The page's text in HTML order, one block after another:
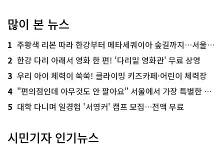
많이 본 뉴스
1 주황색 리본 따라 한강부터 메타세쿼이아 숲길까지…서울둘레길 15코스
2 한강 다리 아래서 영화 한 편! '다리밑 영화관' 무료 상영
3 우리 아이 체력이 쑥쑥! 클라이밍 키즈카페·어린이 체력장
4 "편의점인데 아무것도 안 팔아요" 서울에서 가장 특별한 편의점의 정체
5 대학 다니며 일경험 '서영커' 캠프 모집…전액 무료
시민기자 인기뉴스